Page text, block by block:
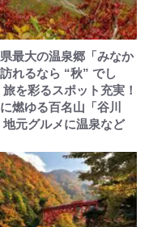
最大の温泉郷「みなか
れるなら “秋” でし
旅を彩るスポット充実！
燃ゆる百名山「谷川
地元グルメに温泉など